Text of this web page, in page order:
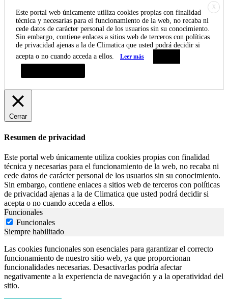
X
Este portal web únicamente utiliza cookies propias con finalidad
técnica y necesarias para el funcionamiento de la web, no recaba ni
cede datos de carácter personal de los usuarios sin su conocimiento.
Sin embargo, contiene enlaces a sitios web de terceros con políticas
de privacidad ajenas a la de Climatica que usted podrá decidir si
acepta o no cuando acceda a ellos.
Leer más
Cerrar
Resumen de privacidad
Este portal web únicamente utiliza cookies propias con finalidad
técnica y necesarias para el funcionamiento de la web, no recaba ni
cede datos de carácter personal de los usuarios sin su conocimiento.
Sin embargo, contiene enlaces a sitios web de terceros con políticas
de privacidad ajenas a la de Climatica que usted podrá decidir si
acepta o no cuando acceda a ellos.
Funcionales
Funcionales
Siempre habilitado
Las cookies funcionales son esenciales para garantizar el correcto
funcionamiento de nuestro sitio web, ya que proporcionan
funcionalidades necesarias. Desactivarlas podría afectar
negativamente a la experiencia de navegación y a la operatividad del
sitio.